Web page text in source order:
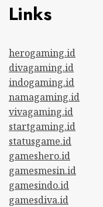
Links
herogaming.id
divagaming.id
indogaming.id
namagaming.id
vivagaming.id
startgaming.id
statusgame.id
gameshero.id
gamesmesin.id
gamesindo.id
gamesdiva.id